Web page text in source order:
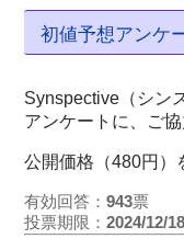
初値予想アンケ
Synspective（シン
アンケートに、ご
公開価格（480円）
有効回答： 943票
投票期限： 2024/12/